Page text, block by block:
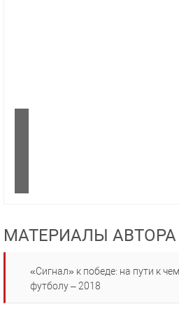
МАТЕРИАЛЫ АВТОРА
«Сигнал» к победе: на пути к
футболу – 2018